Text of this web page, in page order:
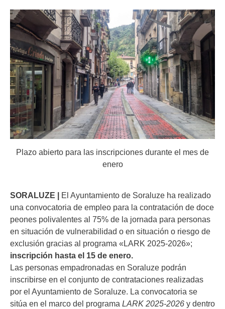
Plazo abierto para las inscripciones durante el mes de
enero
SORALUZE | El Ayuntamiento de Soraluze ha realizado
una convocatoria de empleo para la contratación de doce
peones polivalentes al 75% de la jornada para personas
en situación de vulnerabilidad o en situación o riesgo de
exclusión gracias al programa «LARK 2025-2026»;
inscripción hasta el 15 de enero.
Las personas empadronadas en Soraluze podrán
inscribirse en el conjunto de contrataciones realizadas
por el Ayuntamiento de Soraluze. La convocatoria se
sitúa en el marco del programa LARK 2025-2026 y dentro